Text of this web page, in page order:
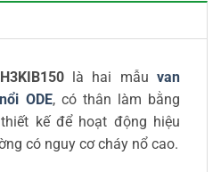
là hai mẫuvan
ODE, có thân làm bằng
kế để hoạt động hiệu
có nguy cơ cháy nổ cao.